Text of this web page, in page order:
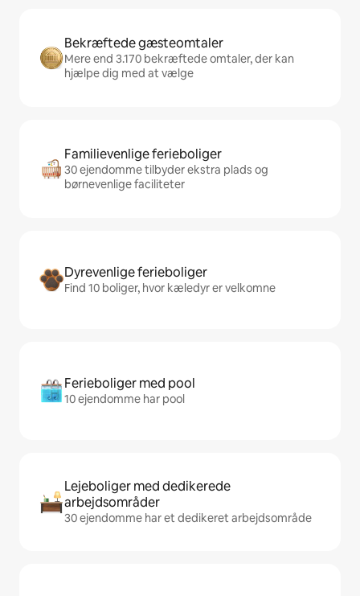
Bekræftede gæsteomtaler
Mere end 3.170 bekræftede omtaler, der kan
hjælpe dig med at vælge
Familievenlige ferieboliger
30 ejendomme tilbyder ekstra plads og
børnevenlige faciliteter
Dyrevenlige ferieboliger
Find 10 boliger, hvor kæledyr er velkomne
Ferieboliger med pool
10 ejendomme har pool
Lejeboliger med dedikerede
arbejdsområder
30 ejendomme har et dedikeret arbejdsområde